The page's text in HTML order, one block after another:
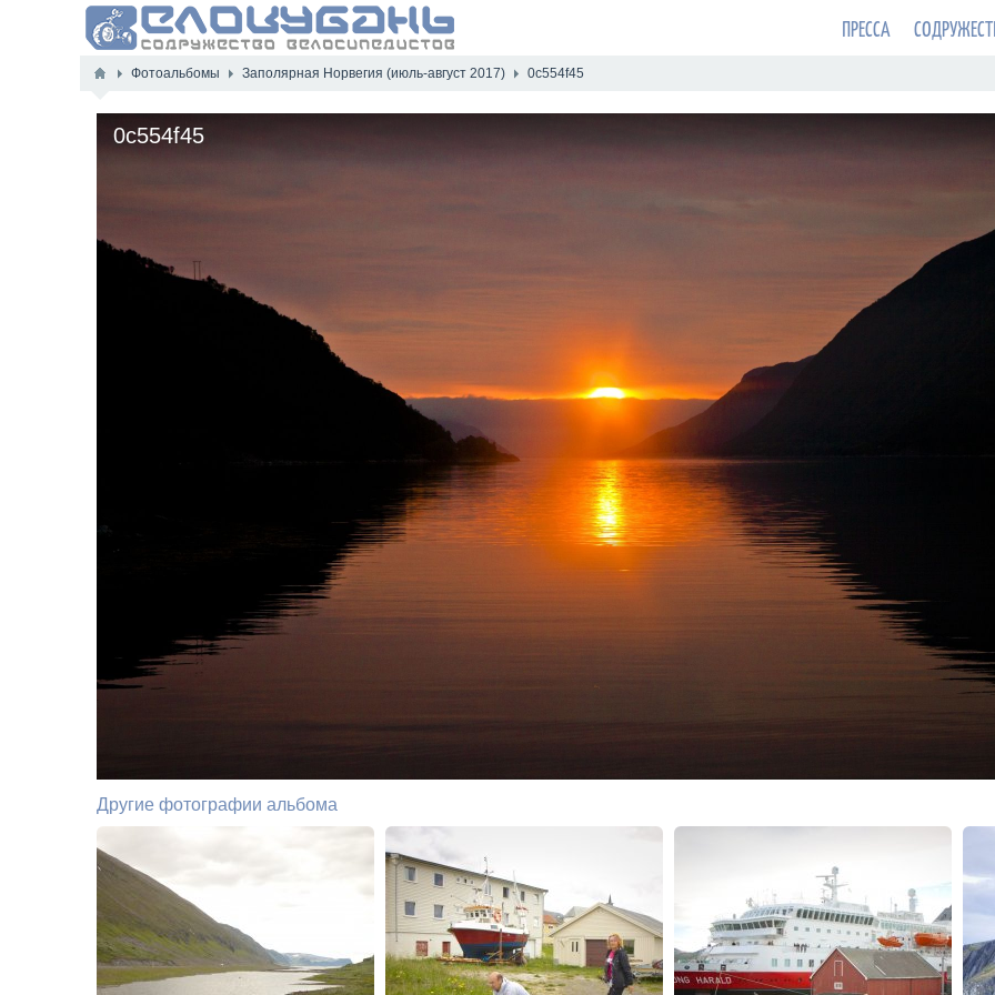
ПРЕССА
Фотоальбомы Заполярная Норвегия (июль-август 2017) 0c554f45
0c554f45
Другие фотографии альбома